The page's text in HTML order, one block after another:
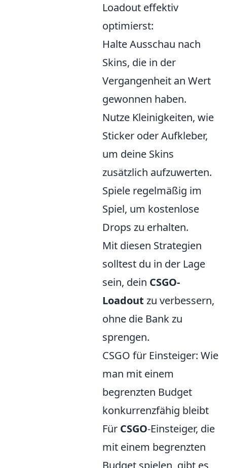
Loadout effektiv
optimierst:
Halte Ausschau nach
Skins, die in der
Vergangenheit an Wert
gewonnen haben.
Nutze Kleinigkeiten, wie
Sticker oder Aufkleber,
um deine Skins
zusätzlich aufzuwerten.
Spiele regelmäßig im
Spiel, um kostenlose
Drops zu erhalten.
Mit diesen Strategien
solltest du in der Lage
sein, dein CSGO-
Loadout zu verbessern,
ohne die Bank zu
sprengen.
CSGO für Einsteiger: Wie
man mit einem
begrenzten Budget
konkurrenzfähig bleibt
Für CSGO-Einsteiger, die
mit einem begrenzten